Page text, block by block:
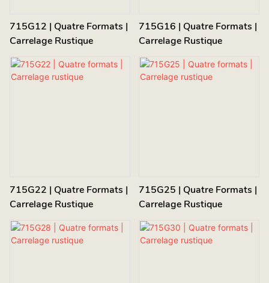
715G12 | Quatre Formats |
Carrelage Rustique
715G16 | Quatre Formats |
Carrelage Rustique
715G22 | Quatre Formats |
Carrelage Rustique
715G25 | Quatre Formats |
Carrelage Rustique